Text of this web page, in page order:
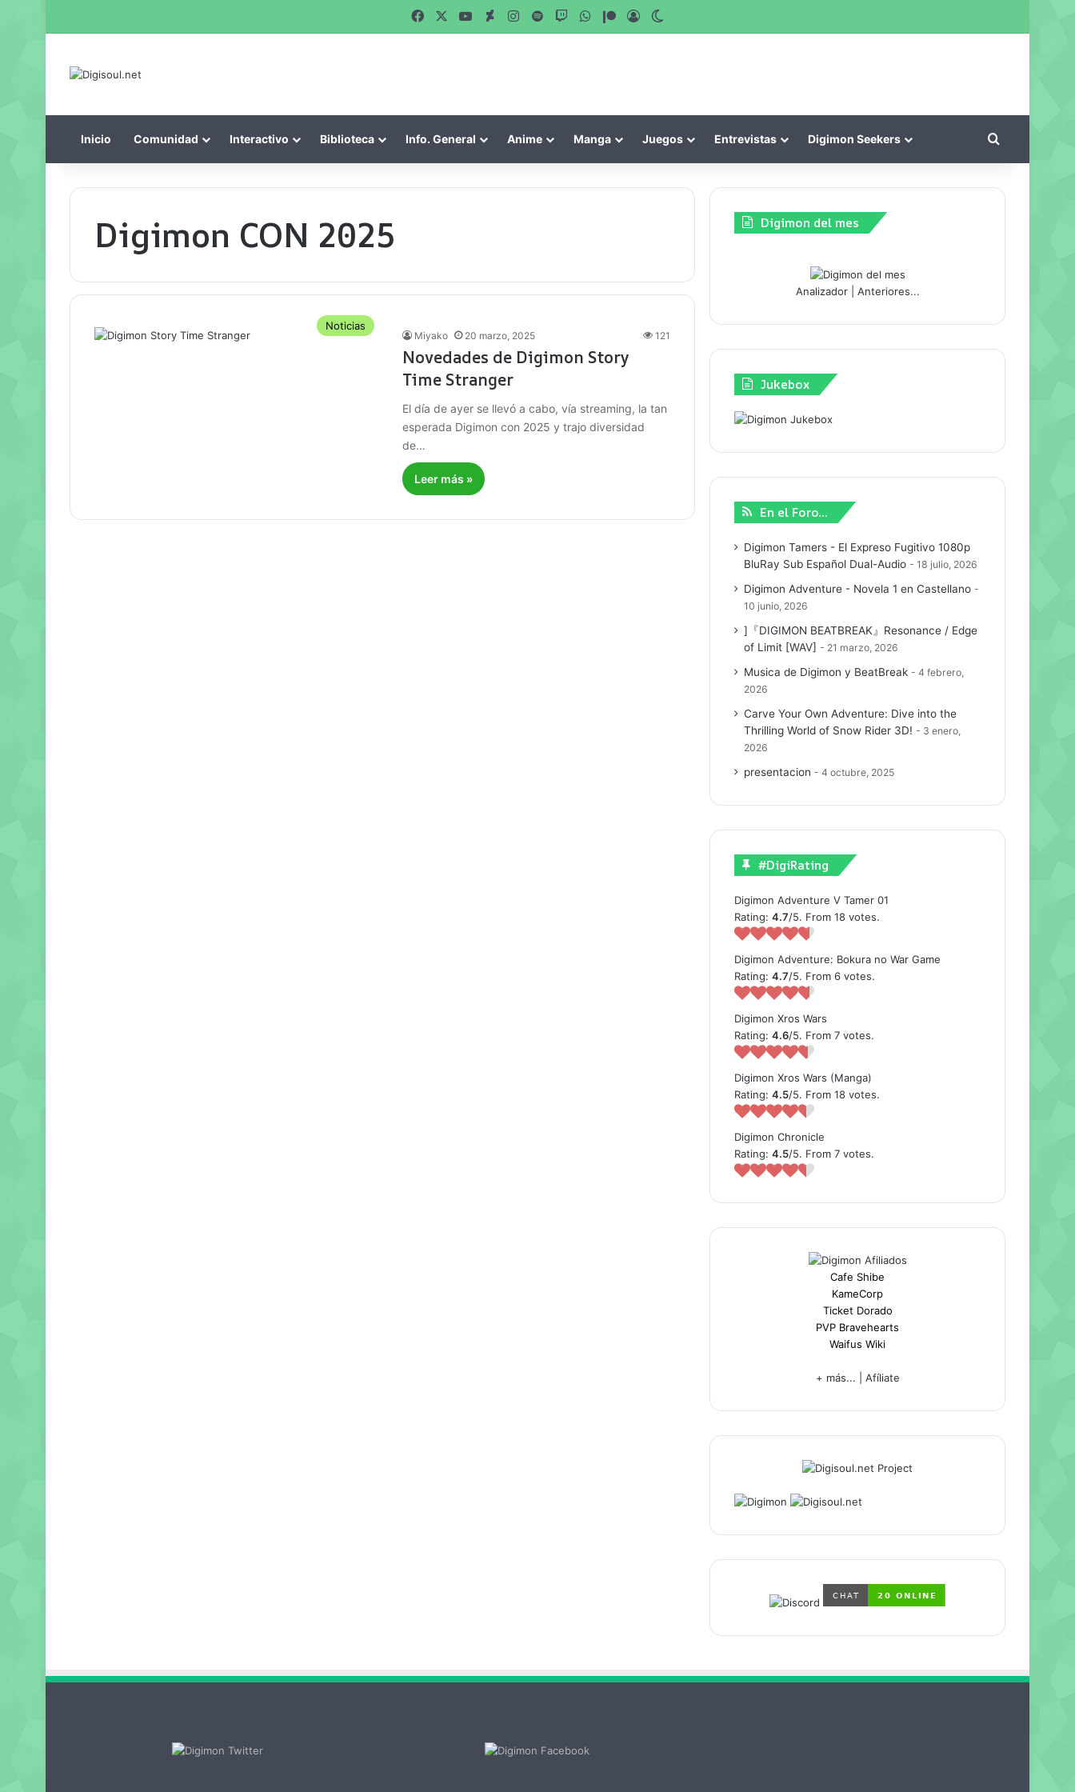
FacebookYouTube
DeviantArt
Instagram
SpotifyTwitchWhatsApp
Patreon
Acceso
Inicio Comunidad Interactivo Biblioteca Info. General Anime Manga Juegos Entrevistas Digimon Seekers
Digimon CON 2025
Noticias
Miyako 20 marzo, 2025 121
Novedades de Digimon Story
Time Stranger
El día de ayer se llevó a cabo, vía streaming, la tan
esperada Digimon con 2025 y trajo diversidad
de…
Leer más »
Digimon del mes
Analizador| Anteriores...
Jukebox
En el Foro…
Digimon Tamers - El Expreso Fugitivo 1080p
BluRay Sub Español Dual-Audio
18 julio, 2026
Digimon Adventure - Novela 1 en Castellano
10 junio, 2026
]『DIGIMON BEATBREAK』Resonance / Edge
of Limit [WAV]
21 marzo, 2026
Musica de Digimon y BeatBreak
4 febrero,
2026
Carve Your Own Adventure: Dive into the
Thrilling World of Snow Rider 3D!
3 enero,
2026
presentacion 4 octubre, 2025
#DigiRating
Digimon Adventure V Tamer 01
Rating:4.7/5. From 18 votes.
Digimon Adventure: Bokura no War Game
Rating:4.7/5. From 6 votes.
Digimon Xros Wars
Rating:4.6/5. From 7 votes.
Digimon Xros Wars (Manga)
Rating:4.5/5. From 18 votes.
Digimon Chronicle
Rating:4.5/5. From 7 votes.
Cafe Shibe
KameCorp
Ticket Dorado
PVP Bravehearts
Waifus Wiki
+ más... Afíliate